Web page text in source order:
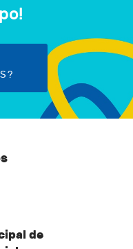
de